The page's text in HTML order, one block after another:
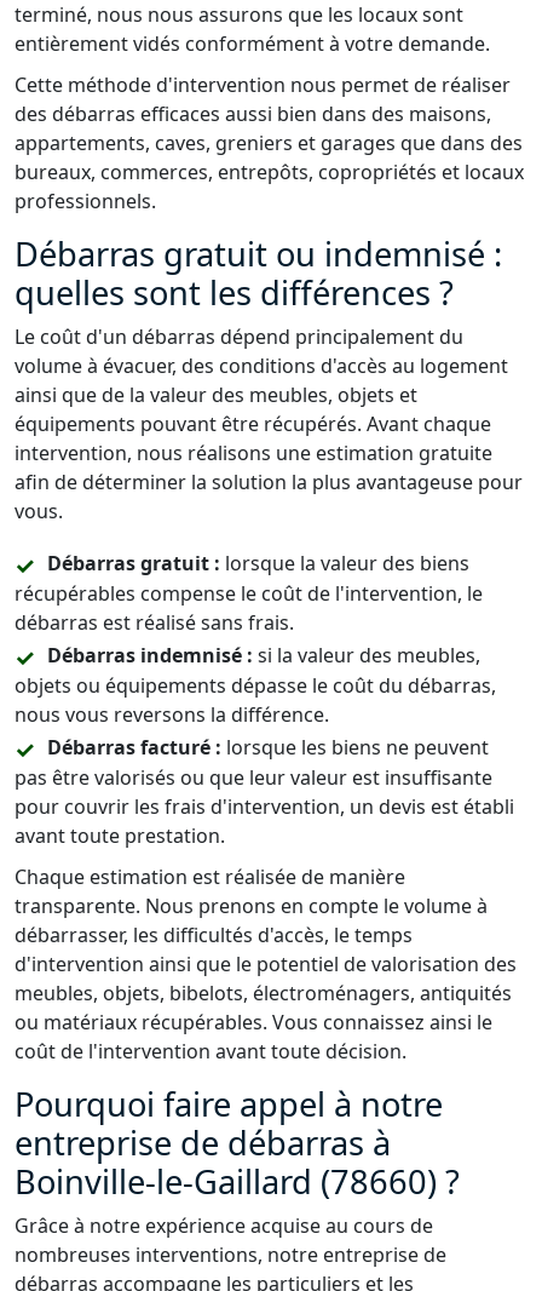
terminé, nous nous assurons que les locaux sont
entièrement vidés conformément à votre demande.
Cette méthode d'intervention nous permet de réaliser
des débarras efficaces aussi bien dans des maisons,
appartements, caves, greniers et garages que dans des
bureaux, commerces, entrepôts, copropriétés et locaux
professionnels.
Débarras gratuit ou indemnisé :
quelles sont les différences ?
Le coût d'un débarras dépend principalement du
volume à évacuer, des conditions d'accès au logement
ainsi que de la valeur des meubles, objets et
équipements pouvant être récupérés. Avant chaque
intervention, nous réalisons une estimation gratuite
afin de déterminer la solution la plus avantageuse pour
vous.
Débarras gratuit : lorsque la valeur des biens
récupérables compense le coût de l'intervention, le
débarras est réalisé sans frais.
Débarras indemnisé : si la valeur des meubles,
objets ou équipements dépasse le coût du débarras,
nous vous reversons la différence.
Débarras facturé : lorsque les biens ne peuvent
pas être valorisés ou que leur valeur est insuffisante
pour couvrir les frais d'intervention, un devis est établi
avant toute prestation.
Chaque estimation est réalisée de manière
transparente. Nous prenons en compte le volume à
débarrasser, les difficultés d'accès, le temps
d'intervention ainsi que le potentiel de valorisation des
meubles, objets, bibelots, électroménagers, antiquités
ou matériaux récupérables. Vous connaissez ainsi le
coût de l'intervention avant toute décision.
Pourquoi faire appel à notre
entreprise de débarras à
Boinville-le-Gaillard (78660) ?
Grâce à notre expérience acquise au cours de
nombreuses interventions, notre entreprise de
débarras accompagne les particuliers et les